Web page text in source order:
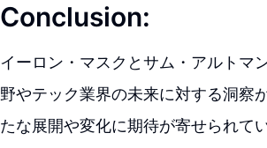
Conclusion:
イーロン・マスクとサム・アルトマ
野やテック業界の未来に対する洞察
たな展開や変化に期待が寄せられてい